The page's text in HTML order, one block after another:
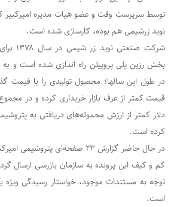
توسط سرپرست وقت و عضو هیات مدیره امیرکبیر
نوید زرشیمی هم بوده، کارسازی شده است.
شرکت
بخش رزین پلی پروپیلن راه اندازی شده است و به
در طول این سالها؛ محصول تولیدی را با قیمت
دلار کمتر از ارزش محموله‌های دریافتی به
کرده است.
در حال حاضر گزارش ۲۳ صفحه‌ای
کم و کیف این پرونده به سازمان بازرسی ارسال
توجه به مستندات موجود، خواستار رسیدگی
است.